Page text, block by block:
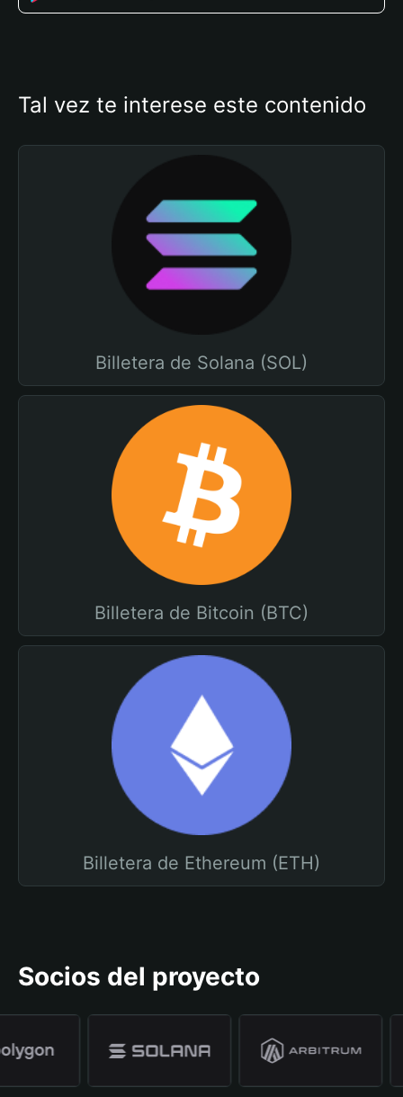
Tal vez te interese este contenido
Billetera de Solana (SOL)
Billetera de Bitcoin (BTC)
Billetera de Ethereum (ETH)
Socios del proyecto